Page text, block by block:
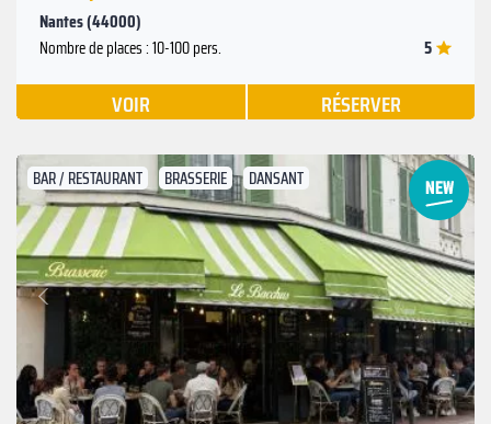
Nantes (44000)
Nombre de places : 10-100 pers. 5
VOIR RÉSERVER
BAR / RESTAURANT BRASSERIE DANSANT
Précédent
Suivant